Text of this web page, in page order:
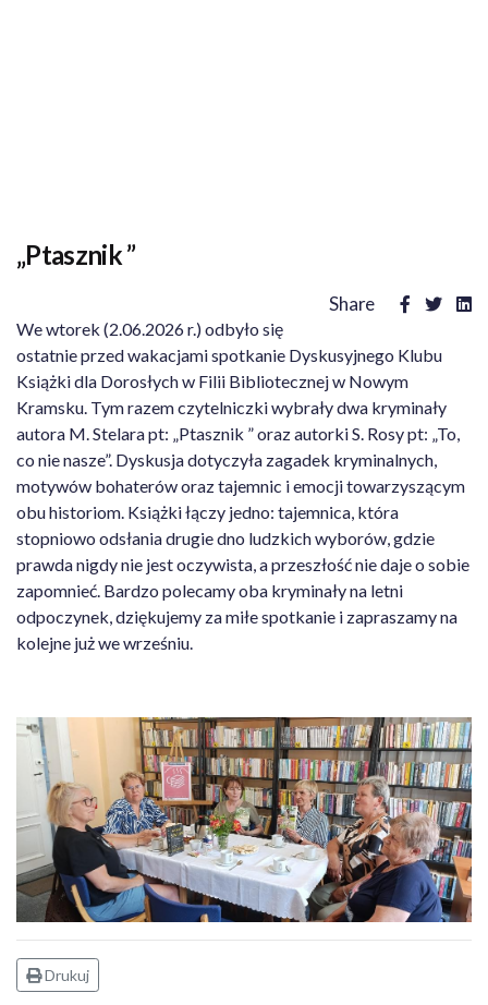
„Ptasznik ”
Share
We wtorek (2.06.2026 r.) odbyło się
ostatnie przed wakacjami spotkanie Dyskusyjnego Klubu
Książki dla Dorosłych w Filii Bibliotecznej w Nowym
Kramsku. Tym razem czytelniczki wybrały dwa kryminały
autora M. Stelara pt: „Ptasznik ” oraz autorki S. Rosy pt: „To,
co nie nasze”. Dyskusja dotyczyła zagadek kryminalnych,
motywów bohaterów oraz tajemnic i emocji towarzyszącym
obu historiom. Książki łączy jedno: tajemnica, która
stopniowo odsłania drugie dno ludzkich wyborów, gdzie
prawda nigdy nie jest oczywista, a przeszłość nie daje o sobie
zapomnieć. Bardzo polecamy oba kryminały na letni
odpoczynek, dziękujemy za miłe spotkanie i zapraszamy na
kolejne już we wrześniu.
Drukuj